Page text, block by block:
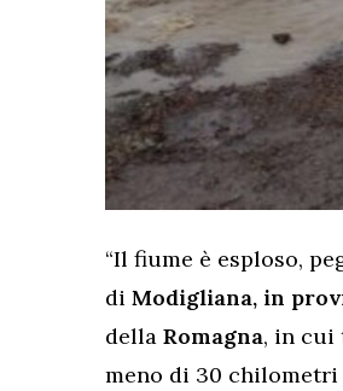
“Il fiume è esploso,
di Modigliana, in
della Romagna, in cui
meno di 30 chilometri